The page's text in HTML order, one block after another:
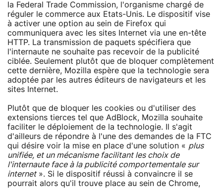
la Federal Trade Commission, l'organisme chargé de
réguler le commerce aux Etats-Unis. Le dispositif vise
à activer une option au sein de Firefox qui
communiquera avec les sites Internet via une en-tête
HTTP. La transmission de paquets spécifiera que
l'internaute ne souhaite pas recevoir de la publicité
ciblée. Seulement plutôt que de bloquer complètement
cette dernière, Mozilla espère que la technologie sera
adoptée par les autres éditeurs de navigateurs et les
sites Internet.
Plutôt que de bloquer les cookies ou d'utiliser des
extensions tierces tel que AdBlock, Mozilla souhaite
faciliter le déploiement de la technologie. Il s'agit
d'ailleurs de répondre à l'une des demandes de la FTC
qui désire voir la mise en place d'une solution « plus
unifiée, et un mécanisme facilitant les choix de
l'internaute face à la publicité comportementale sur
internet». Si le dispositif réussi à convaincre il se
pourrait alors qu'il trouve place au sein de Chrome,